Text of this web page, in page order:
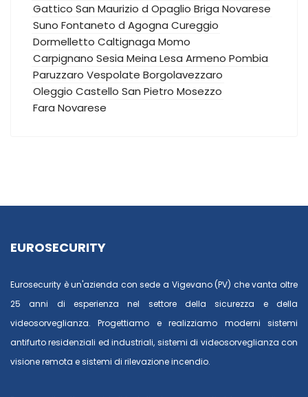
Gattico San Maurizio d Opaglio Briga Novarese
Suno Fontaneto d Agogna Cureggio
Dormelletto Caltignaga Momo
Carpignano Sesia Meina Lesa Armeno Pombia
Paruzzaro Vespolate Borgolavezzaro
Oleggio Castello San Pietro Mosezzo
Fara Novarese
EUROSECURITY
Eurosecurity è un'azienda con sede a Vigevano (PV) che vanta oltre
25 anni di esperienza nel settore della sicurezza e della
videosorveglianza. Progettiamo e realizziamo moderni sistemi
antifurto residenziali ed industriali, sistemi di videosorveglianza con
visione remota e sistemi di rilevazione incendio.